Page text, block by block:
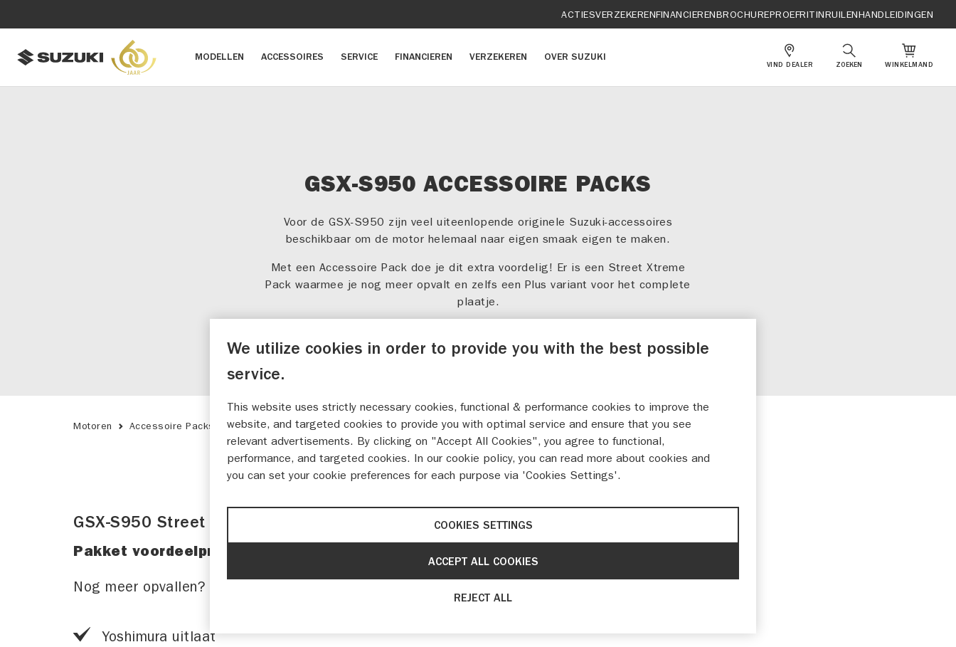
ACTIESVERZEKERENFINANCIERENBROCHUREPROEFRITINRUILENHANDLEIDINGEN
MODELLEN ACCESSOIRES SERVICE FINANCIEREN VERZEKEREN OVER SUZUKI
VIND DEALER ZOEKEN WINKELMAND
GSX-S950 ACCESSOIRE PACKS
Voor de GSX-S950 zijn veel uiteenlopende originele Suzuki-accessoires
beschikbaar om de motor helemaal naar eigen smaak eigen te maken.
Met een Accessoire Pack doe je dit extra voordelig! Er is een Street Xtreme
Pack waarmee je nog meer opvalt en zelfs een Plus variant voor het complete
plaatje.
Motoren Accessoire Packs GSX-S950 Accessoire Packs
GSX-S950 Street Xtreme Pack
Pakket voordeelprijs: € 1.299,-*
Nog meer opvallen? Dat doe je met dit Street Xtreme Pack. Het pakket t.w.v. € 1.549,- bestaat uit:
Yoshimura uitlaat
We utilize cookies in order to provide you with the best possible
service.
This website uses strictly necessary cookies, functional & performance cookies to improve the
website, and targeted cookies to provide you with optimal service and ensure that you see
relevant advertisements. By clicking on "Accept All Cookies", you agree to functional,
performance, and targeted cookies. In our cookie policy, you can read more about cookies and
you can set your cookie preferences for each purpose via 'Cookies Settings'.
COOKIES SETTINGS
REJECT ALL
ACCEPT ALL COOKIES